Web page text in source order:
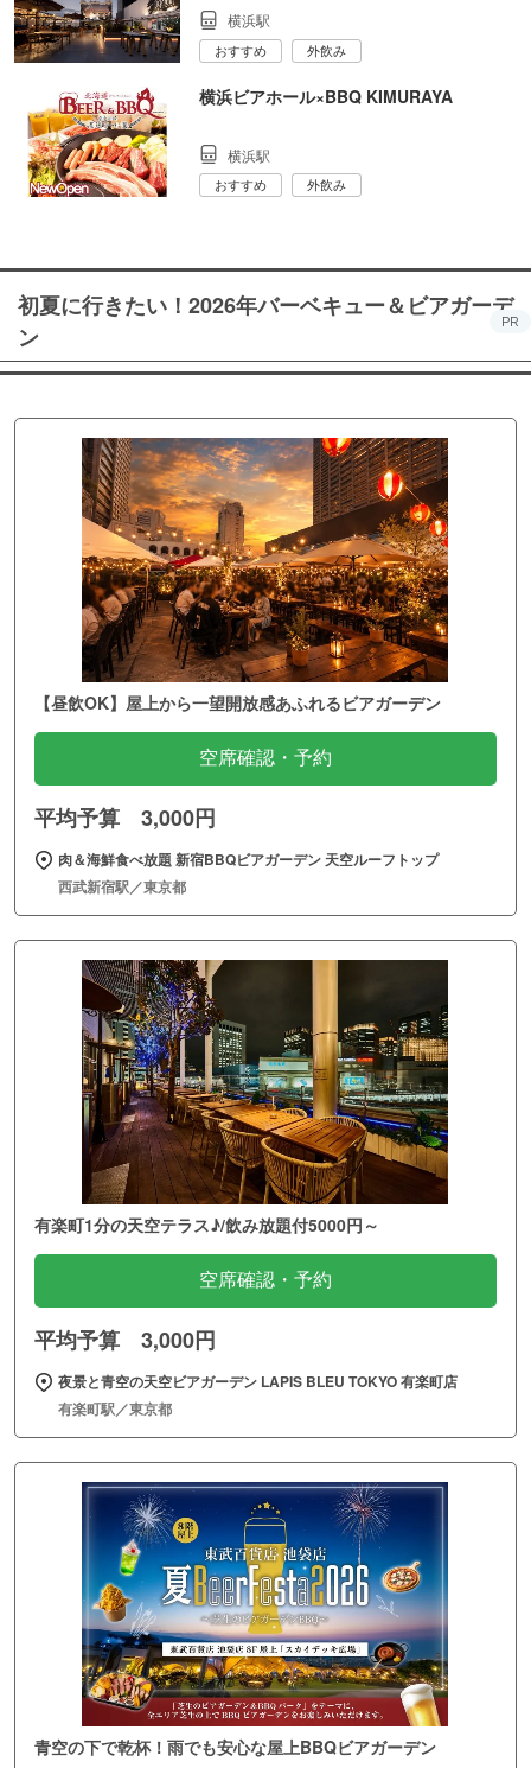
横浜駅
おすすめ 外飲み
横浜ビアホール×BBQ KIMURAYA
横浜駅
おすすめ 外飲み
初夏に行きたい！2026年バーベキュー＆ビアガーデ
ン
PR
【昼飲OK】屋上から一望開放感あふれるビアガーデン
空席確認・予約
平均予算 3,000円
肉＆海鮮食べ放題 新宿BBQビアガーデン 天空ルーフトップ
西武新宿駅／東京都
有楽町1分の天空テラス♪/飲み放題付5000円～
空席確認・予約
平均予算 3,000円
夜景と青空の天空ビアガーデン LAPIS BLEU TOKYO 有楽町店
有楽町駅／東京都
青空の下で乾杯！雨でも安心な屋上BBQビアガーデン